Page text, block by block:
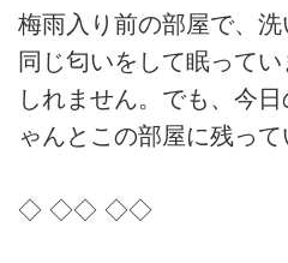
梅雨入り前の部屋で、洗
同じ匂いをして眠って
しれません。でも、今
ゃんとこの部屋に残って
◇ ◇◇ ◇◇